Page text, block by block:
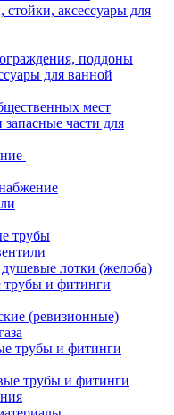
аксессуары для
поддоны
для ванной
мест
части для
трубы
лотки (желоба)
и фитинги
(ревизионные)
трубы и фитинги
трубы и фитинги